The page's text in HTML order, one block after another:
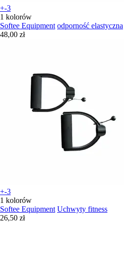
+-3
1 kolorów
Softee Equipment odporność elastyczna
48,00 zł
+-3
1 kolorów
Softee Equipment Uchwyty fitness
26,50 zł